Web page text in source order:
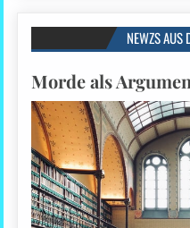
NEWZS AUS
Morde als